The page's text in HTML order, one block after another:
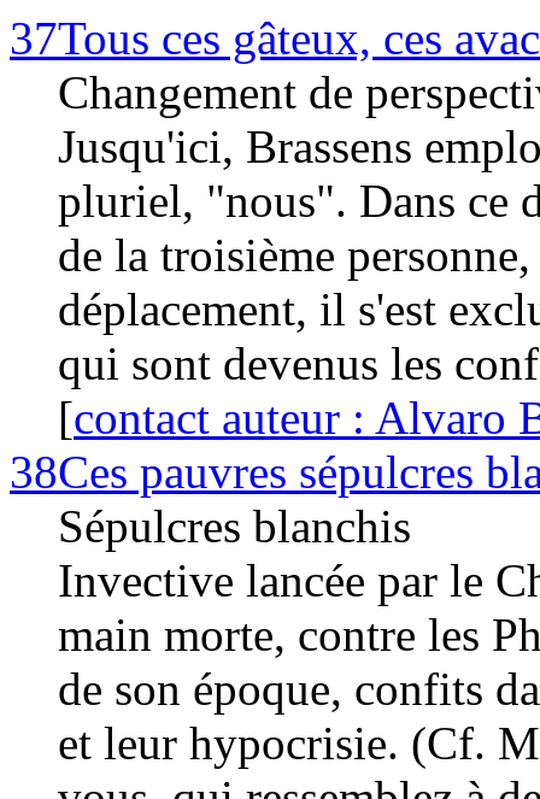
37Tous ces gâteux, ces
Changement de
Jusqu'ici, Brassens
pluriel, "nous". Dans ce
de la troisième
déplacement, il s'est
qui sont devenus les
[contact auteur : Alvaro
38Ces pauvres sépulcres
Sépulcres blanchis
Invective lancée par le
main morte, contre les
de son époque, confits
et leur hypocrisie. (Cf.